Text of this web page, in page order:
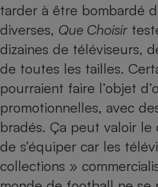
tarder à être bombardé
diverses, Que Choisir
dizaines de téléviseurs,
de toutes les tailles.
pourraient faire l’objet
promotionnelles, avec
bradés. Ça peut valoir le
de s’équiper car les
collections »